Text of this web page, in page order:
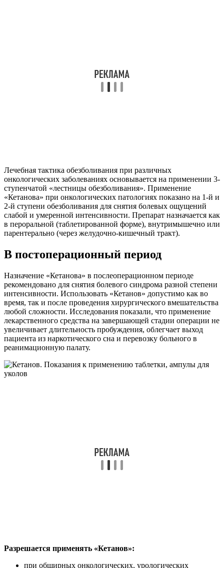
Лечебная тактика обезболивания при различных
онкологических заболеваниях основывается на применении 3-
ступенчатой «лестницы обезболивания». Применение
«Кетанова» при онкологических патологиях показано на 1-й и
2-й ступени обезболивания для снятия болевых ощущений
слабой и умеренной интенсивности. Препарат назначается как
в пероральной (таблетированной форме), внутримышечно или
парентерально (через желудочно-кишечный тракт).
В постоперационный период
Назначение «Кетанова» в послеоперационном периоде
рекомендовано для снятия болевого синдрома разной степени
интенсивности. Использовать «Кетанов» допустимо как во
время, так и после проведения хирургического вмешательства
любой сложности. Исследования показали, что применение
лекарственного средства на завершающей стадии операции не
увеличивает длительность пробуждения, облегчает выход
пациента из наркотического сна и перевозку больного в
реанимационную палату.
Разрешается применять «Кетанов»:
при обширных онкологических, урологических